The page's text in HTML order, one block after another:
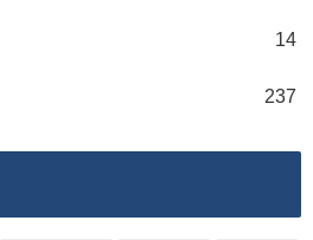
14
237